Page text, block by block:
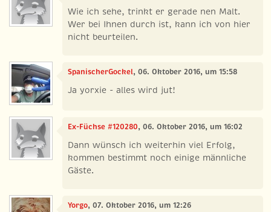
Wie ich sehe, trinkt er gerade nen Malt.
Wer bei Ihnen durch ist, kann ich von hier
nicht beurteilen.
SpanischerGockel, 06. Oktober 2016, um 15:58
Ja yorxie - alles wird jut!
Ex-Füchse #120280, 06. Oktober 2016, um 16:02
Dann wünsch ich weiterhin viel Erfolg,
kommen bestimmt noch einige männliche
Gäste.
Yorgo, 07. Oktober 2016, um 12:26